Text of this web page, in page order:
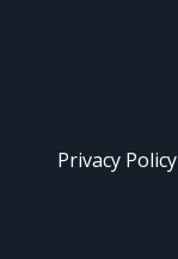
Privacy Policy